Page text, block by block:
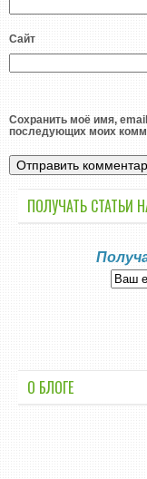
Сайт
Сохранить моё имя,
последующих моих
ПОЛУЧАТЬ СТАТЬИ
О БЛОГЕ